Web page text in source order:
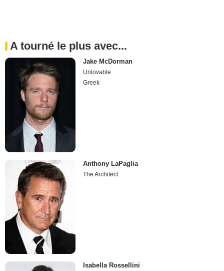
A tourné le plus avec...
Jake McDorman
Unlovable
Greek
Anthony LaPaglia
The Architect
Isabella Rossellini